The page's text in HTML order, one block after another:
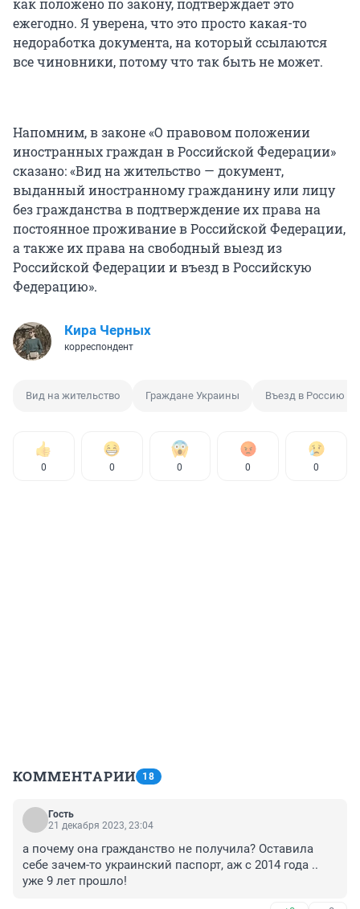
как положено по закону, подтверждает это
ежегодно. Я уверена, что это просто какая-то
недоработка документа, на который ссылаются
все чиновники, потому что так быть не может.
Напомним, в законе «О правовом положении
иностранных граждан в Российской Федерации»
сказано: «Вид на жительство — документ,
выданный иностранному гражданину или лицу
без гражданства в подтверждение их права на
постоянное проживание в Российской Федерации,
а также их права на свободный выезд из
Российской Федерации и въезд в Российскую
Федерацию».
Кира Черных
корреспондент
Вид на жительство Граждане Украины Въезд в Россию
0 0 0 0 0
КОММЕНТАРИИ 18
Гость
21 декабря 2023, 23:04
а почему она гражданство не получила? Оставила
себе зачем-то украинский паспорт, аж с 2014 года ..
уже 9 лет прошло!